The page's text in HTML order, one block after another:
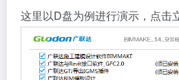
这里以D盘为例进行演示，点击